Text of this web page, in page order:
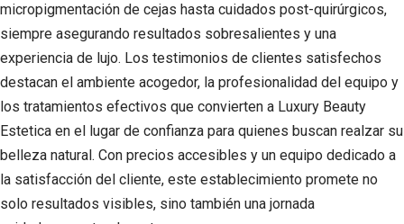
micropigmentación de cejas hasta cuidados post-quirúrgicos,
siempre asegurando resultados sobresalientes y una
experiencia de lujo. Los testimonios de clientes satisfechos
destacan el ambiente acogedor, la profesionalidad del equipo y
los tratamientos efectivos que convierten a Luxury Beauty
Estetica en el lugar de confianza para quienes buscan realzar su
belleza natural. Con precios accesibles y un equipo dedicado a
la satisfacción del cliente, este establecimiento promete no
solo resultados visibles, sino también una jornada